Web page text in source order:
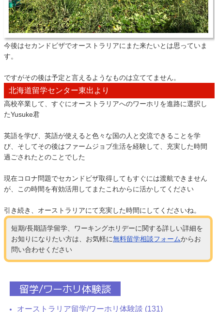
今後はセカンドビザでオーストラリアにまた来たいとは思っていま
す。
ですがその後は予定と言えるようなものは立ててません。
北海道留学センター東出より
高校卒業して、すぐにオーストラリアへのワーホリを進路に選択し
たYusuke君
英語を学び、英語が使えると色々な国の人と交流できることを学
び、そしてその後はファームジョブ生活を経験して、充実した時間
過ごされたとのことでした
現在コロナ問題でセカンドビザ取得してもすぐには渡航できません
が、この時間を有効活用してまたこれからに活かしてください
引き続き、オーストラリアにて充実した時間にしてくださいね。
短期/長期語学留学、ワーキングホリデーに関する詳しい詳細を
お知りになりたい方は、お気軽に無料留学相談フォームからお
問い合わせください
留学/ワーホリ体験談
オーストラリア留学/ワーホリ体験談 (131)